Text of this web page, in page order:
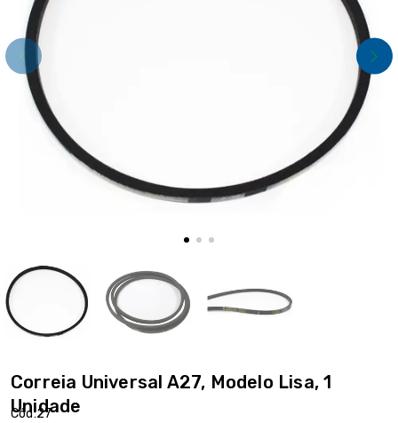
Correia Universal A27, Modelo Lisa, 1
Unidade
Cód:27